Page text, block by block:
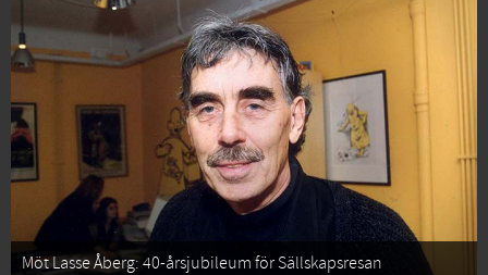
Möt Lasse Åberg: 40-årsjubileum för Sällskapsresan